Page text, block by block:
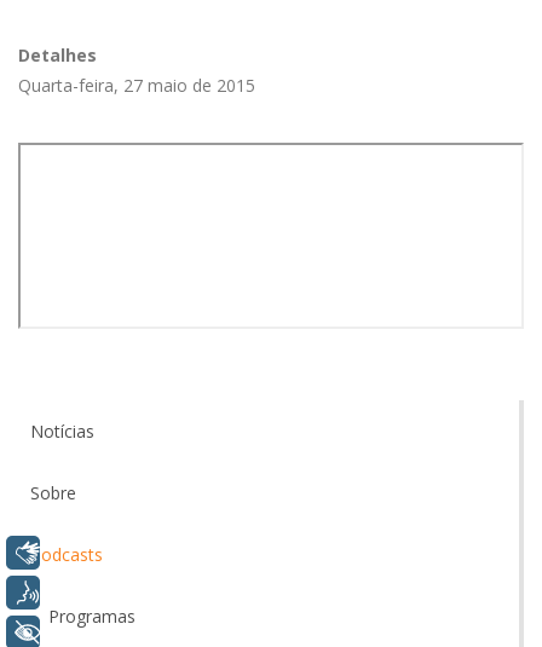
Detalhes
Quarta-feira, 27 maio de 2015
Notícias
Sobre
Podcasts
Programas
Libras
+ Acessibilidade